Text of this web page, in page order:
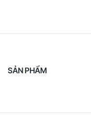
SẢN PHẨM